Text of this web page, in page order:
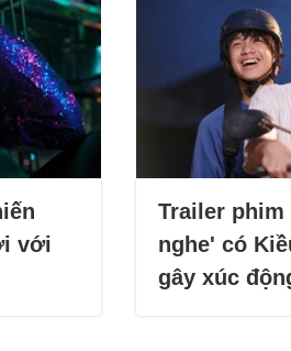
với
Trailer phim
nghe' có
gây xúc